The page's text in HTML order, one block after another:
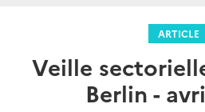
ARTICLE
Veille
Berlin -